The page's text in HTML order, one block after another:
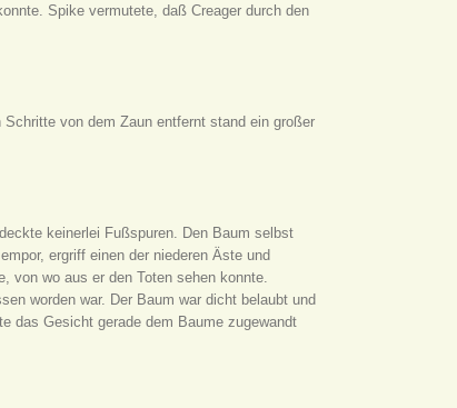
Spike vermutete, daß Creager durch den
von dem Zaun entfernt stand ein großer
keinerlei Fußspuren. Den Baum selbst
ergriff einen der niederen Äste und
von wo aus er den Toten sehen konnte.
worden war. Der Baum war dicht belaubt und
das Gesicht gerade dem Baume zugewandt